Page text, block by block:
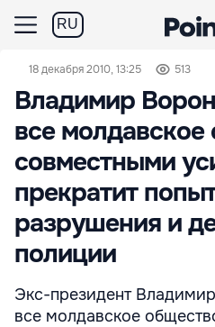
RU
18 декабря 2010, 13:25 513
Владимир
все
совместными
прекратит
разрушения и
полиции
Экс-президент
все молдавское